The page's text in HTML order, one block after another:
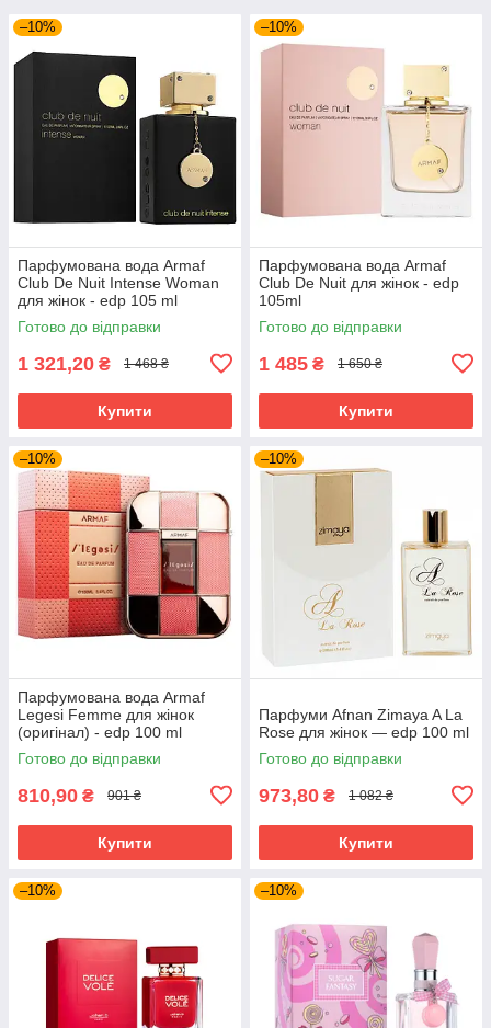
–10%
Парфумована вода Armaf
Club De Nuit Intense Woman
для жінок - edp 105 ml
Готово до відправки
1 321,20 ₴ 1 468 ₴
Купити
–10%
Парфумована вода Armaf
Club De Nuit для жінок - edp
105ml
Готово до відправки
1 485 ₴ 1 650 ₴
Купити
–10%
Парфумована вода Armaf
Legesi Femme для жінок
(оригінал) - edp 100 ml
Готово до відправки
810,90 ₴ 901 ₴
Купити
–10%
Парфуми Afnan Zimaya A La
Rose для жінок — edp 100 ml
Готово до відправки
973,80 ₴ 1 082 ₴
Купити
–10% –10%